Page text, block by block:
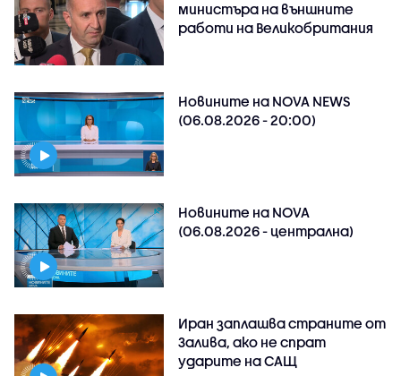
министъра на външните
работи на Великобритания
Новините на NOVA NEWS
(06.08.2026 - 20:00)
Новините на NOVA
(06.08.2026 - централна)
Иран заплашва страните от
Залива, ако не спрат
ударите на САЩ